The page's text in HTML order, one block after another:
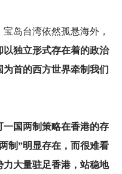
岛台湾依然孤悬海外，
独立形式存在着的政治
首的西方世界牵制我们
国两制策略在香港的存
制”明显存在，而很难看
力大量驻足香港，站稳地